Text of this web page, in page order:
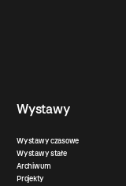
Wystawy
Wystawy czasowe
Wystawy stałe
Archiwum
Projekty